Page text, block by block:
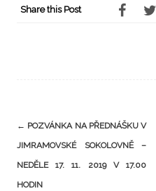
Share this Post
← POZVÁNKA NA PŘEDNÁŠKU V
JIMRAMOVSKÉ SOKOLOVNĚ –
NEDĚLE 17. 11. 2019 V 17.00
HODIN